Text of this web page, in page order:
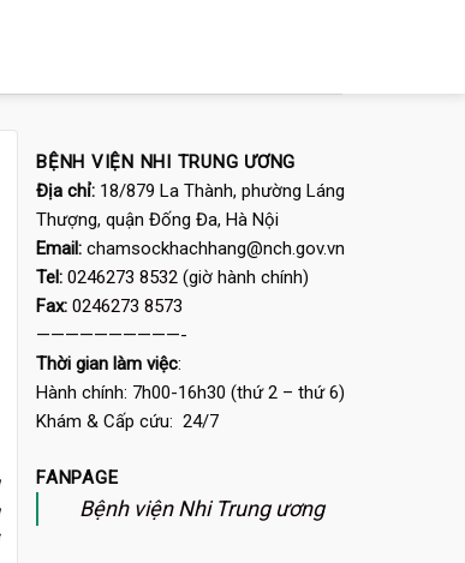
BỆNH VIỆN NHI TRUNG ƯƠNG
Địa chỉ: 18/879 La Thành, phường Láng
Thượng, quận Đống Đa, Hà Nội
Email: chamsockhachhang@nch.gov.vn
Tel: 0246273 8532 (giờ hành chính)
Fax: 0246273 8573
——————————-
Thời gian làm việc:
Hành chính: 7h00-16h30 (thứ 2 – thứ 6)
Khám & Cấp cứu: 24/7
FANPAGE
Bệnh viện Nhi Trung ương